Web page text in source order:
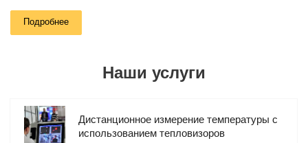
нагретыми телами.
макроскопической характеристикой тел, определяемой
атомов, ионов и колебательно – вращательных движений
молекул.
Подробнее
Наши услуги
Дистанционное измерение температуры с
использованием тепловизоров